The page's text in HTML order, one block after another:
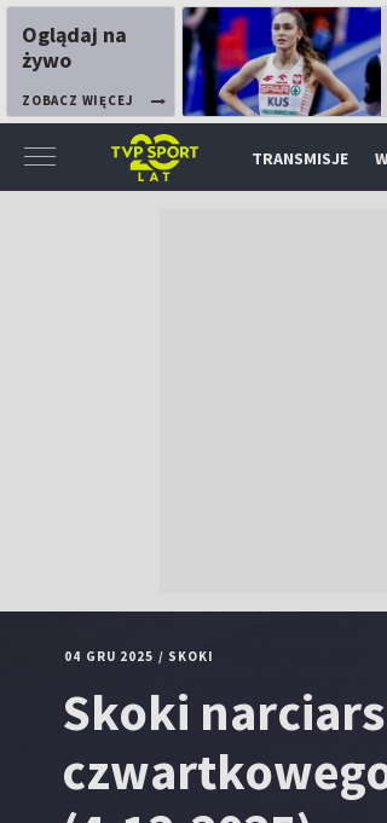
Oglądaj na
żywo
ZOBACZ WIĘCEJ
TRANSMISJE
04 GRU 2025 / SKOKI
Skoki